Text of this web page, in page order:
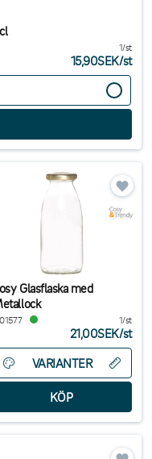
1/st
15,90SEK/st
Glasflaska med
1/st
21,00SEK/st
VARIANTER